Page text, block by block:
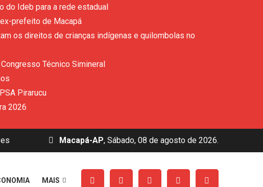
do Ideb para a rede estadual
prefeito de Macapá
os direitos de crianças indígenas e quilombolas no
Técnico Simineral
Pirarucu
2026
Macapá-AP, Sábado, 08 de agosto de 2026.
MAIS